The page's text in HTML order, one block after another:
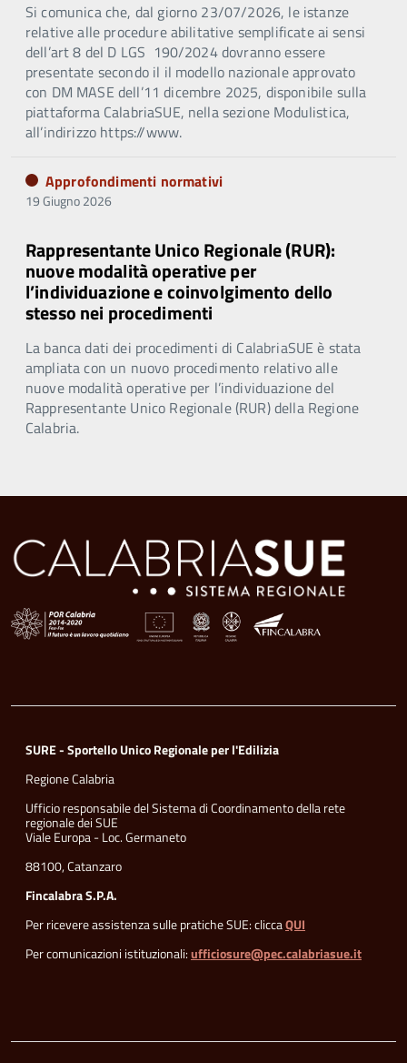
Si comunica che, dal giorno 23/07/2026, le istanze
relative alle procedure abilitative semplificate ai sensi
dell’art 8 del D LGS 190/2024 dovranno essere
presentate secondo il il modello nazionale approvato
con DM MASE dell’11 dicembre 2025, disponibile sulla
piattaforma CalabriaSUE, nella sezione Modulistica,
all’indirizzo https://www.
Approfondimenti normativi
19 Giugno 2026
Rappresentante Unico Regionale (RUR):
nuove modalità operative per
l’individuazione e coinvolgimento dello
stesso nei procedimenti
La banca dati dei procedimenti di CalabriaSUE è stata
ampliata con un nuovo procedimento relativo alle
nuove modalità operative per l’individuazione del
Rappresentante Unico Regionale (RUR) della Regione
Calabria.
SURE - Sportello Unico Regionale per l'Edilizia
Regione Calabria
Ufficio responsabile del Sistema di Coordinamento della rete
regionale dei SUE
Viale Europa - Loc. Germaneto
88100, Catanzaro
Fincalabra S.P.A.
Per ricevere assistenza sulle pratiche SUE: cliccaQUI
Per comunicazioni istituzionali:ufficiosure@pec.calabriasue.it